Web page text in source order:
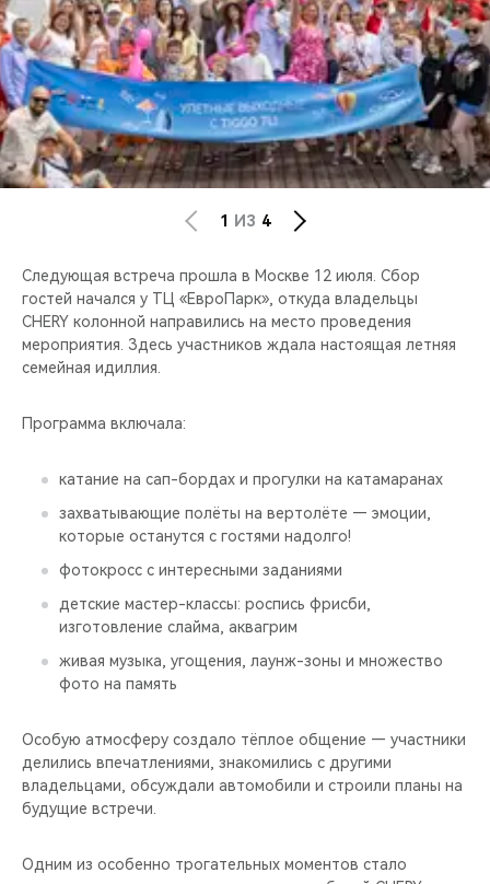
1 ИЗ 4
Следующая встреча прошла в Москве 12 июля. Сбор
гостей начался у ТЦ «ЕвроПарк», откуда владельцы
CHERY колонной направились на место проведения
мероприятия. Здесь участников ждала настоящая летняя
семейная идиллия.
Программа включала:
катание на сап-бордах и прогулки на катамаранах
захватывающие полёты на вертолёте — эмоции,
которые останутся с гостями надолго!
фотокросс с интересными заданиями
детские мастер-классы: роспись фрисби,
изготовление слайма, аквагрим
живая музыка, угощения, лаунж-зоны и множество
фото на память
Особую атмосферу создало тёплое общение — участники
делились впечатлениями, знакомились с другими
владельцами, обсуждали автомобили и строили планы на
будущие встречи.
Одним из особенно трогательных моментов стало